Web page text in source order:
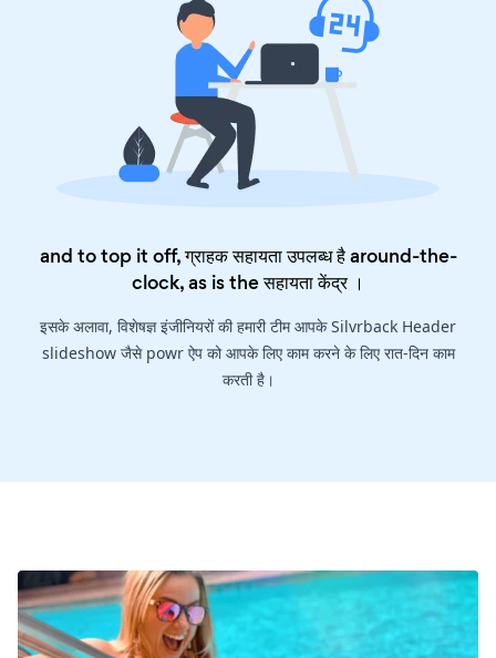
and to top it off, ग्राहक सहायता उपलब्ध है around-the-
clock, as is theसहायता केंद्र।
इसके अलावा, विशेषज्ञ इंजीनियरों की हमारी टीम आपके Silvrback Header
slideshow जैसे powr ऐप को आपके लिए काम करने के लिए रात-दिन काम
करती है।